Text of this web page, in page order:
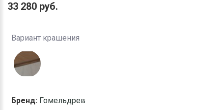
33 280 руб.
Вариант крашения
Бренд: Гомельдрев